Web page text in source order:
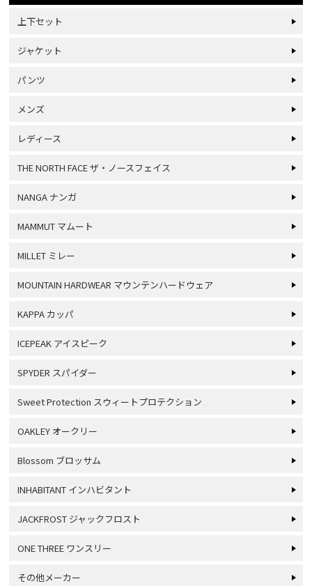
上下セット
ジャケット
パンツ
メンズ
レディース
THE NORTH FACE ザ・ノースフェイス
NANGA ナンガ
MAMMUT マムート
MILLET ミレー
MOUNTAIN HARDWEAR マウンテンハードウェア
KAPPA カッパ
ICEPEAK アイスピーク
SPYDER スパイダー
Sweet Protection スウィートプロテクション
OAKLEY オークリー
Blossom ブロッサム
INHABITANT インハビタント
JACKFROST ジャックフロスト
ONE THREE ワンスリー
その他メーカー